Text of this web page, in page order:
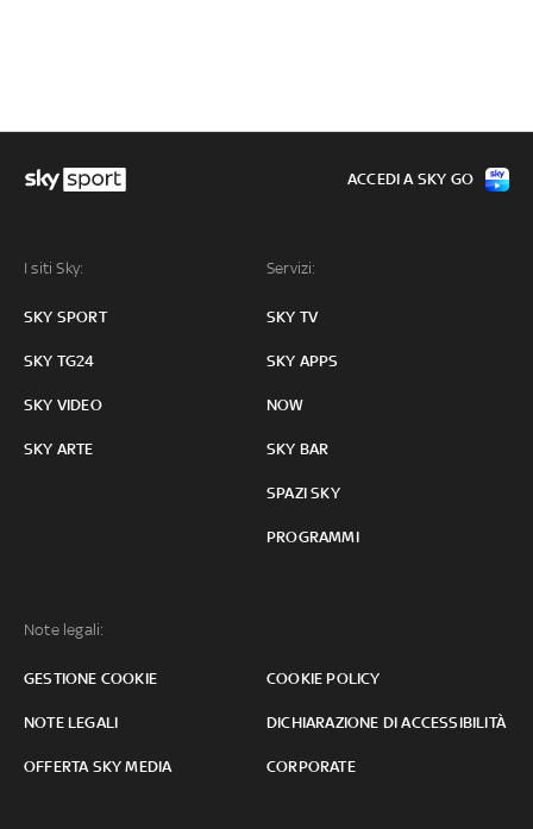
I siti Sky:
SKY SPORT
SKY TG24
SKY VIDEO
SKY ARTE
Servizi:
SKY TV
SKY APPS
NOW
SKY BAR
SPAZI SKY
PROGRAMMI
Note legali:
GESTIONE COOKIE COOKIE POLICY
NOTE LEGALI DICHIARAZIONE DI ACCESSIBILITÀ
OFFERTA SKY MEDIA CORPORATE
ACCEDI A SKY GO